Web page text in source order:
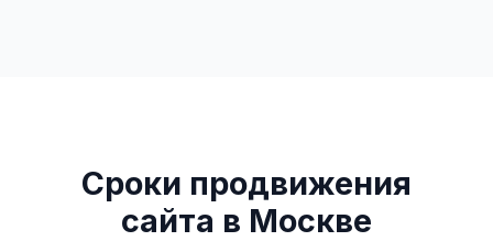
Сроки продвижения
сайта в Москве